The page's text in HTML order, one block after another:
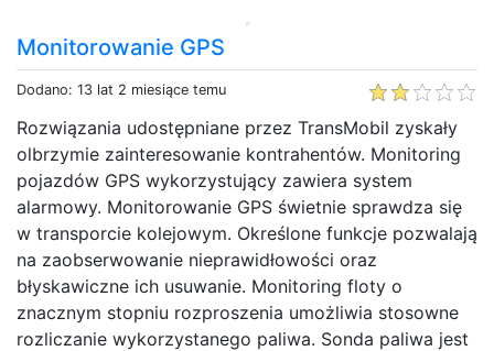
Monitorowanie GPS
Dodano: 13 lat 2 miesiące temu
Rozwiązania udostępniane przez TransMobil zyskały
olbrzymie zainteresowanie kontrahentów. Monitoring
pojazdów GPS wykorzystujący zawiera system
alarmowy. Monitorowanie GPS świetnie sprawdza się
w transporcie kolejowym. Określone funkcje pozwalają
na zaobserwowanie nieprawidłowości oraz
błyskawiczne ich usuwanie. Monitoring floty o
znacznym stopniu rozproszenia umożliwia stosowne
rozliczanie wykorzystanego paliwa. Sonda paliwa jest